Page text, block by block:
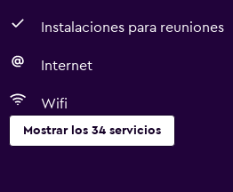
Instalaciones para reuniones
Internet
Wifi
Mostrar los 34 servicios